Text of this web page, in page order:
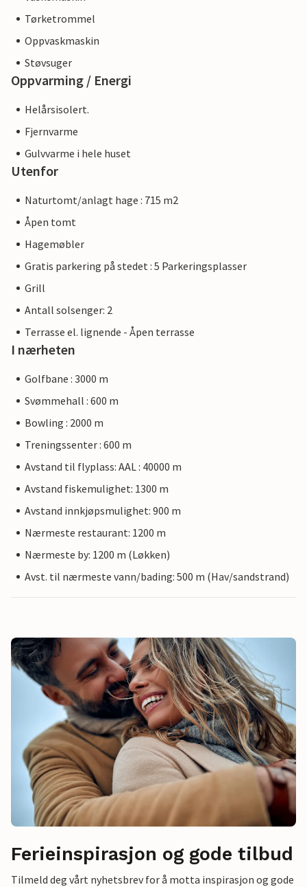
Tørketrommel
Oppvaskmaskin
Støvsuger
Oppvarming / Energi
Helårsisolert.
Fjernvarme
Gulvvarme i hele huset
Utenfor
Naturtomt/anlagt hage : 715 m2
Åpen tomt
Hagemøbler
Gratis parkering på stedet : 5 Parkeringsplasser
Grill
Antall solsenger: 2
Terrasse el. lignende - Åpen terrasse
I nærheten
Golfbane : 3000 m
Svømmehall : 600 m
Bowling : 2000 m
Treningssenter : 600 m
Avstand til flyplass: AAL : 40000 m
Avstand fiskemulighet: 1300 m
Avstand innkjøpsmulighet: 900 m
Nærmeste restaurant: 1200 m
Nærmeste by: 1200 m (Løkken)
Avst. til nærmeste vann/bading: 500 m (Hav/sandstrand)
Ferieinspirasjon og gode tilbud
Tilmeld deg vårt nyhetsbrev for å motta inspirasjon og gode